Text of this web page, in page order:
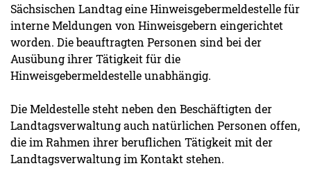
Sächsischen Landtag eine Hinweisgebermeldestelle für
interne Meldungen von Hinweisgebern eingerichtet
worden. Die beauftragten Personen sind bei der
Ausübung ihrer Tätigkeit für die
Hinweisgebermeldestelle unabhängig.
Die Meldestelle steht neben den Beschäftigten der
Landtagsverwaltung auch natürlichen Personen offen,
die im Rahmen ihrer beruflichen Tätigkeit mit der
Landtagsverwaltung im Kontakt stehen.